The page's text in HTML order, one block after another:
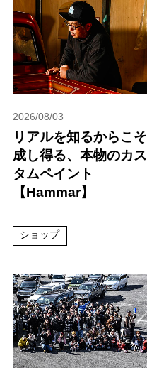
2026/08/03
リアルを知るからこそ
成し得る、本物のカス
タムペイント
【Hammar】
ショップ